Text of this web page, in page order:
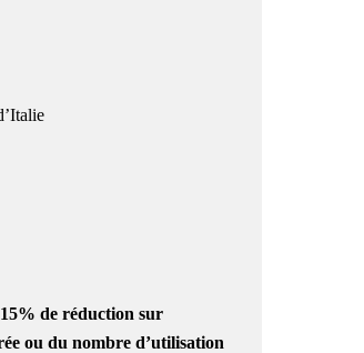
15% de réduction sur
ou du nombre d’utilisation